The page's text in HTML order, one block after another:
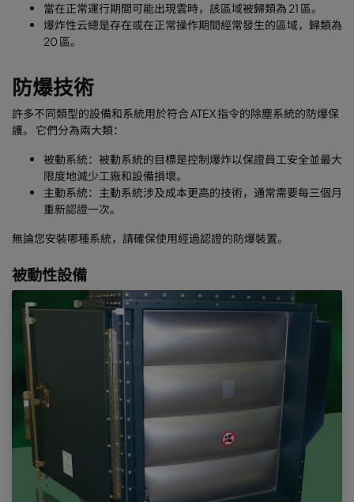
當在正常運行期間可能出現雲時，該區域被歸類為 21 區。
爆炸性云總是存在或在正常操作期間經常發生的區域，歸類為
20 區。
防爆技術
許多不同類型的設備和系統用於符合 ATEX 指令的除塵系統的防爆保
護。 它們分為兩大類：
被動系統：被動系統的目標是控制爆炸以保證員工安全並最大
限度地減少工廠和設備損壞。
主動系統：主動系統涉及成本更高的技術，通常需要每三個月
重新認證一次。
無論您安裝哪種系統，請確保使用經過認證的防爆裝置。
被動性設備